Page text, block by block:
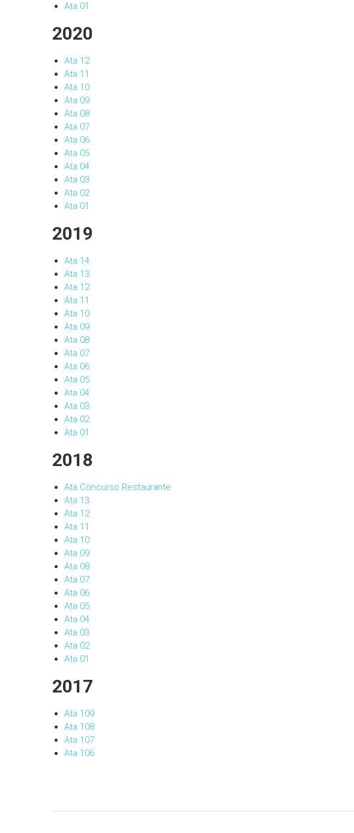
Ata 01
2020
Ata 12
Ata 11
Ata 10
Ata 09
Ata 08
Ata 07
Ata 06
Ata 05
Ata 04
Ata 03
Ata 02
Ata 01
2019
Ata 14
Ata 13
Ata 12
Ata 11
Ata 10
Ata 09
Ata 08
Ata 07
Ata 06
Ata 05
Ata 04
Ata 03
Ata 02
Ata 01
2018
Ata Concurso Restaurante
Ata 13
Ata 12
Ata 11
Ata 10
Ata 09
Ata 08
Ata 07
Ata 06
Ata 05
Ata 04
Ata 03
Ata 02
Ata 01
2017
Ata 109
Ata 108
Ata 107
Ata 106